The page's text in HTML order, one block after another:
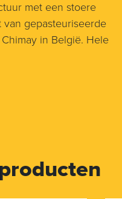
met een stoere
van gepasteuriseerde
in België. Hele